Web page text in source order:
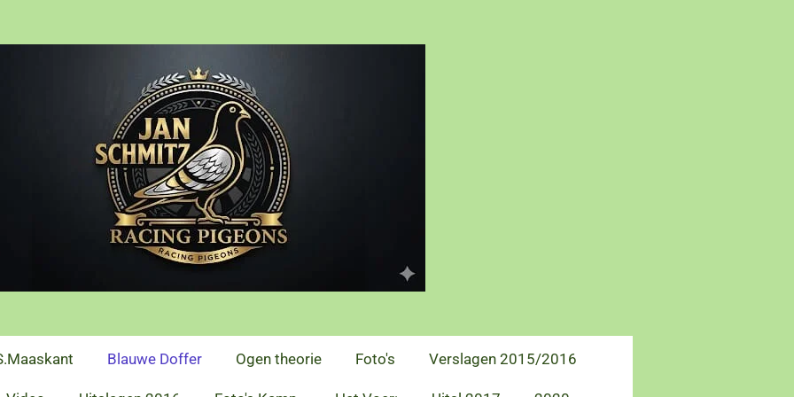
Blauwe Doffer Ogen theorie Foto's Verslagen 2015/2016